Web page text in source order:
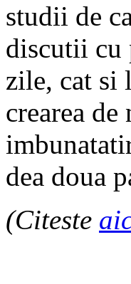
studii de
discutii cu
zile, cat si
crearea
dea doua
(Citeste